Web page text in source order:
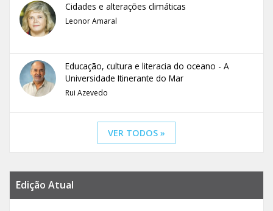
Cidades e alterações climáticas
Leonor Amaral
Educação, cultura e literacia do oceano - A
Universidade Itinerante do Mar
Rui Azevedo
VER TODOS »
Edição Atual